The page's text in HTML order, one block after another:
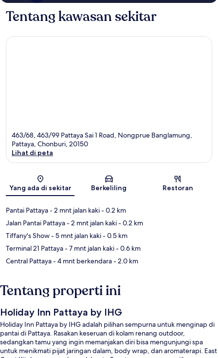
Tentang kawasan sekitar
463/68, 463/99 Pattaya Sai 1 Road, Nongprue Banglamung,
Pattaya, Chonburi, 20150
Lihat di peta
Yang ada di sekitar Berkeliling Restoran
Pantai Pattaya- 2 mnt jalan kaki- 0.2 km
Jalan Pantai Pattaya- 2 mnt jalan kaki- 0.2 km
Tiffany's Show- 5 mnt jalan kaki- 0.5 km
Terminal 21 Pattaya- 7 mnt jalan kaki- 0.6 km
Central Pattaya- 4 mnt berkendara- 2.0 km
Tentang properti ini
Holiday Inn Pattaya by IHG
Holiday Inn Pattaya by IHG adalah pilihan sempurna untuk menginap di
pantai di Pattaya. Rasakan keseruan di kolam renang outdoor,
sedangkan tamu yang ingin memanjakan diri bisa mengunjungi spa
untuk menikmati pijat jaringan dalam, body wrap, dan aromaterapi. East